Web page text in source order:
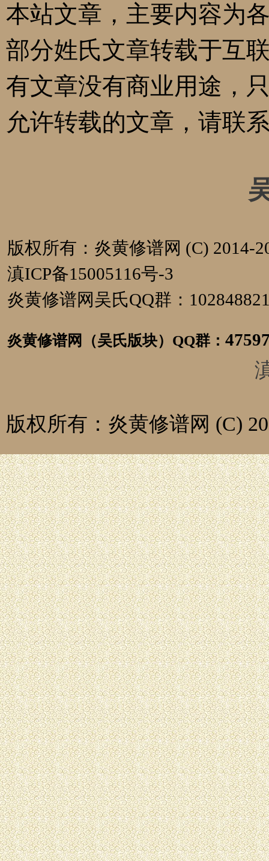
本站文章，主要内容为
部分姓氏文章转载于互
有文章没有商业用途，
允许转载的文章，请联
版权所有：炎黄修谱网 (C) 2014-
滇ICP备15005116号-3
炎黄修谱网吴氏QQ群：
炎黄修谱网（吴氏版块） QQ群：
版权所有：炎黄修谱网 (C)